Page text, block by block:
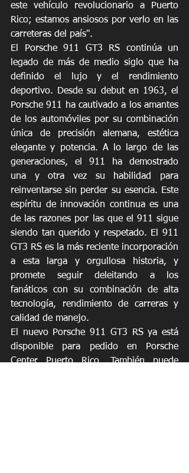
este vehículo revolucionario a Puerto
Rico; estamos ansiosos por verlo en las
carreteras del país".
El Porsche 911 GT3 RS continúa un
legado de más de medio siglo que ha
definido el lujo y el rendimiento
deportivo. Desde su debut en 1963, el
Porsche 911 ha cautivado a los amantes
de los automóviles por su combinación
única de precisión alemana, estética
elegante y potencia. A lo largo de las
generaciones, el 911 ha demostrado
una y otra vez su habilidad para
reinventarse sin perder su esencia. Este
espíritu de innovación continua es una
de las razones por las que el 911 sigue
siendo tan querido y respetado. El 911
GT3 RS es la más reciente incorporación
a esta larga y orgullosa historia, y
promete seguir deleitando a los
fanáticos con su combinación de alta
tecnología, rendimiento de carreras y
calidad de manejo.
El nuevo Porsche 911 GT3 RS ya está
disponible para pedido en Porsche
Center Puerto Rico. También puede